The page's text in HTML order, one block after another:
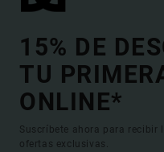
15% DE
TU
ONLINE*
Suscríbete ahora para
ofertas exclusivas.